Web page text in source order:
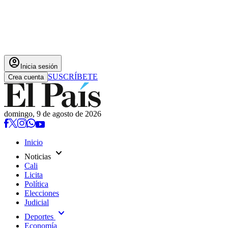
account_circle Inicia sesión
Crea cuenta SUSCRÍBETE
domingo, 9 de agosto de 2026
Inicio
Noticias expand_more
Cali
Licita
Política
Elecciones
Judicial
Deportes expand_more
Economía